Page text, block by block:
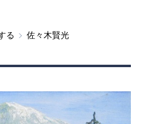
る 佐々木賢光